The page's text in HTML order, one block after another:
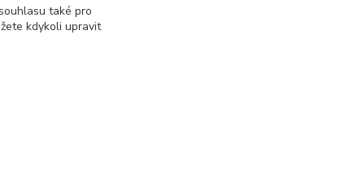
také pro
kdykoli upravit